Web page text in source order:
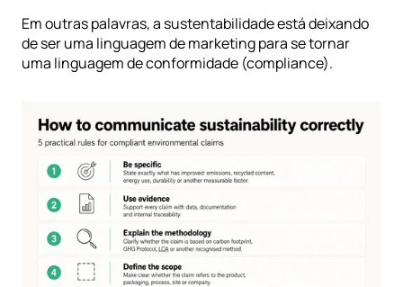
Em outras palavras, a sustentabilidade está deixando
de ser uma linguagem de marketing para se tornar
uma linguagem de conformidade (compliance).